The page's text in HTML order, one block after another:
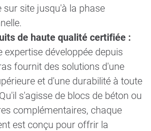
sur site jusqu'à la phase
de haute qualité certifiée :
expertise développée depuis
fournit des solutions d'une
et d'une durabilité à toute
s'agisse de blocs de béton ou
complémentaires, chaque
est conçu pour offrir la